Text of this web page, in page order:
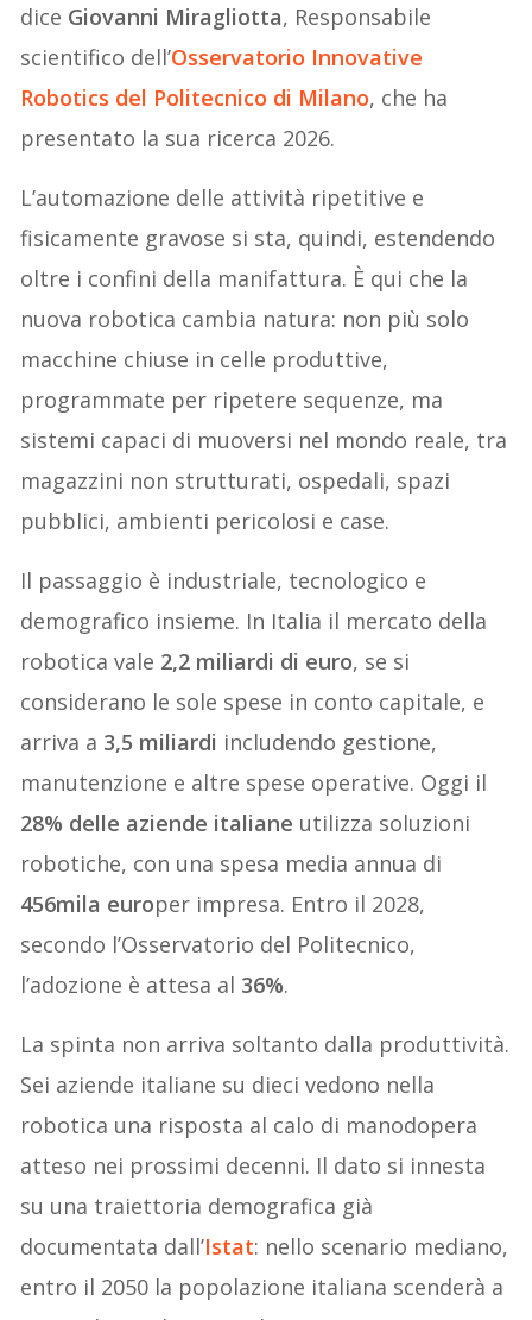
dice Giovanni Miragliotta, Responsabile
scientifico dell’Osservatorio Innovative
Robotics del Politecnico di Milano, che ha
presentato la sua ricerca 2026.
L’automazione delle attività ripetitive e
fisicamente gravose si sta, quindi, estendendo
oltre i confini della manifattura. È qui che la
nuova robotica cambia natura: non più solo
macchine chiuse in celle produttive,
programmate per ripetere sequenze, ma
sistemi capaci di muoversi nel mondo reale, tra
magazzini non strutturati, ospedali, spazi
pubblici, ambienti pericolosi e case.
Il passaggio è industriale, tecnologico e
demografico insieme. In Italia il mercato della
robotica vale 2,2 miliardi di euro, se si
considerano le sole spese in conto capitale, e
arriva a 3,5 miliardi includendo gestione,
manutenzione e altre spese operative. Oggi il
28% delle aziende italiane utilizza soluzioni
robotiche, con una spesa media annua di
456mila europer impresa. Entro il 2028,
secondo l’Osservatorio del Politecnico,
l’adozione è attesa al 36%.
La spinta non arriva soltanto dalla produttività.
Sei aziende italiane su dieci vedono nella
robotica una risposta al calo di manodopera
atteso nei prossimi decenni. Il dato si innesta
su una traiettoria demografica già
documentata dall’Istat: nello scenario mediano,
entro il 2050 la popolazione italiana scenderà a